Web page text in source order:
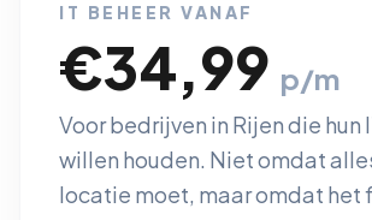
IT BEHEER VANAF
€34,99 p/m
Voor bedrijven in Rijen die hun
willen houden. Niet omdat
locatie moet, maar omdat het